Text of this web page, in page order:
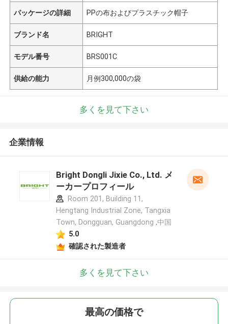
パッケージの詳細 PPの布およびプラスチック帽子
ブランド名 BRIGHT
モデル番号 BRS001C
供給の能力 月例300,000の袋
多くを見て下さい
企業情報
Bright Dongli Jixie Co., Ltd. メ
ーカープロフィール
Room 201, Building 11,
Hengtang Industrial Zone, Tangxia
Town, Dongguan, Guangdong ,中国
5.0
確認された製造者
多くを見て下さい
最高の価格で